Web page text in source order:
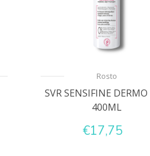
Rosto
SVR SENSIFINE
400ML
€17,75